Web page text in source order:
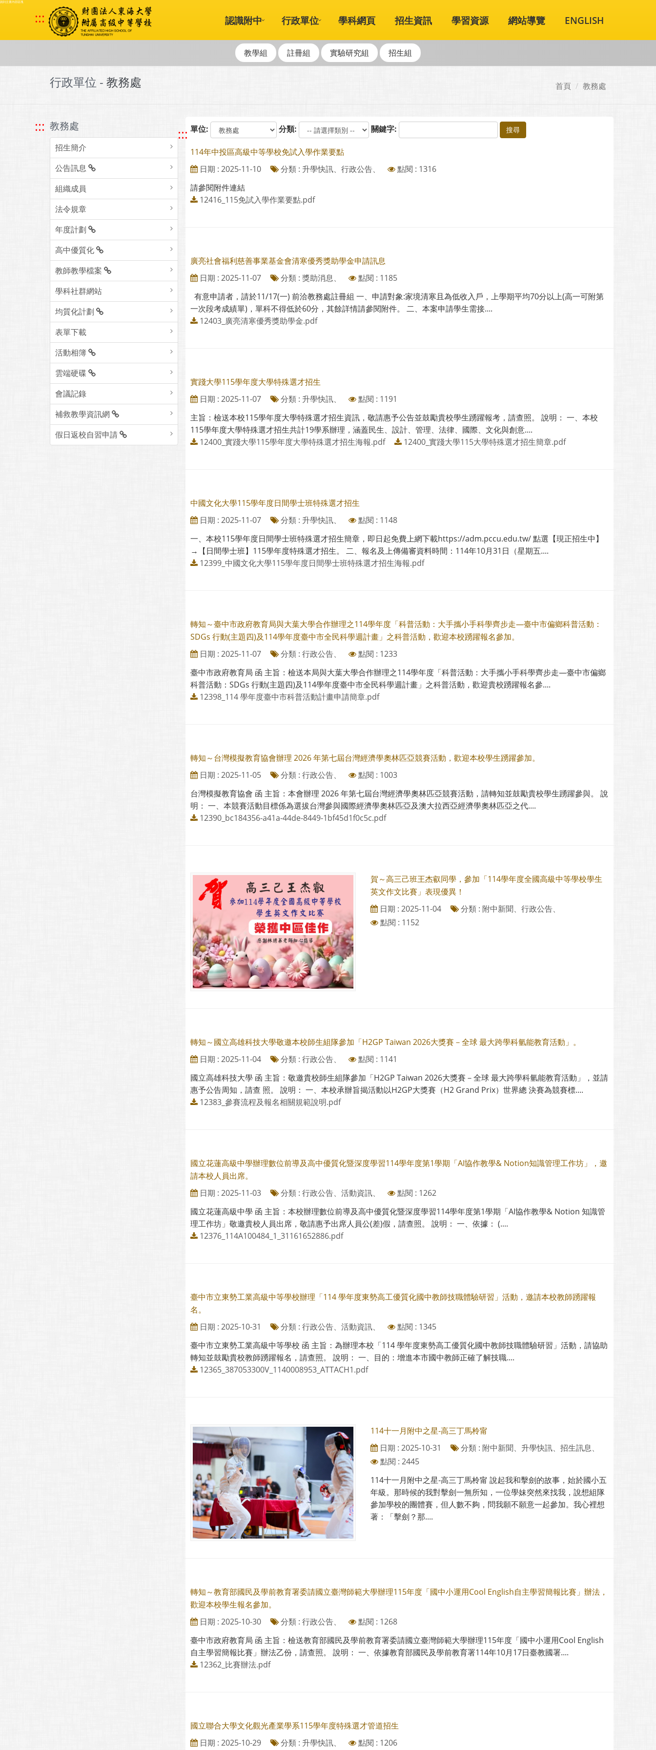
跳到主要內容區塊
::: 認識附中 行政單位 學科網頁 招生資訊 學習資源 網站導覽 ENGLISH
教學組 註冊組 實驗研究組 招生組
行政單位 - 教務處 首頁 教務處
::: 教務處
招生簡介
公告訊息
組織成員
法令規章
年度計劃
高中優質化
教師教學檔案
學科社群網站
均質化計劃
表單下載
活動相簿
雲端硬碟
會議記錄
補救教學資訊網
假日返校自習申請
::: 單位: 分類: 關鍵字: 搜尋
114年中投區高級中等學校免試入學作業要點
日期 : 2025-11-10
分類 : 升學快訊、行政公告、
點閱 : 1316
請參閱附件連結
12416_115免試入學作業要點.pdf
廣亮社會福利慈善事業基金會清寒優秀獎助學金申請訊息
日期 : 2025-11-07
分類 : 獎助消息、
點閱 : 1185
有意申請者，請於11/17(一) 前洽教務處註冊組 一、申請對象:家境清寒且為低收入戶，上學期平均70分以上(高一可附第
一次段考成績單)，單科不得低於60分，其餘詳情請參閱附件。 二、本案申請學生需接....
12403_廣亮清寒優秀獎助學金.pdf
實踐大學115學年度大學特殊選才招生
日期 : 2025-11-07
分類 : 升學快訊、
點閱 : 1191
主旨：檢送本校115學年度大學特殊選才招生資訊，敬請惠予公告並鼓勵貴校學生踴躍報考，請查照。 說明： 一、本校
115學年度大學特殊選才招生共計19學系辦理，涵蓋民生、設計、管理、法律、國際、文化與創意....
12400_實踐大學115學年度大學特殊選才招生海報.pdf
12400_實踐大學115大學特殊選才招生簡章.pdf
中國文化大學115學年度日間學士班特殊選才招生
日期 : 2025-11-07
分類 : 升學快訊、
點閱 : 1148
一、本校115學年度日間學士班特殊選才招生簡章，即日起免費上網下載https://adm.pccu.edu.tw/ 點選【現正招生中】
→【日間學士班】115學年度特殊選才招生。 二、報名及上傳備審資料時間：114年10月31日（星期五....
12399_中國文化大學115學年度日間學士班特殊選才招生海報.pdf
轉知～臺中市政府教育局與大葉大學合作辦理之114學年度「科普活動：大手攜小手科學齊步走—臺中市偏鄉科普活動：
SDGs 行動(主題四)及114學年度臺中市全民科學週計畫」之科普活動，歡迎本校踴躍報名參加。
日期 : 2025-11-07
分類 : 行政公告、
點閱 : 1233
臺中市政府教育局 函 主旨：檢送本局與大葉大學合作辦理之114學年度「科普活動：大手攜小手科學齊步走—臺中市偏鄉
科普活動：SDGs 行動(主題四)及114學年度臺中市全民科學週計畫」之科普活動，歡迎貴校踴躍報名參....
12398_114 學年度臺中市科普活動計畫申請簡章.pdf
轉知～台灣模擬教育協會辦理 2026 年第七屆台灣經濟學奧林匹亞競賽活動，歡迎本校學生踴躍參加。
日期 : 2025-11-05
分類 : 行政公告、
點閱 : 1003
台灣模擬教育協會 函 主旨：本會辦理 2026 年第七屆台灣經濟學奧林匹亞競賽活動，請轉知並鼓勵貴校學生踴躍參與。 說
明： 一、本競賽活動目標係為選拔台灣參與國際經濟學奧林匹亞及澳大拉西亞經濟學奧林匹亞之代....
12390_bc184356-a41a-44de-8449-1bf45d1f0c5c.pdf
賀～高三己班王杰叡同學，參加「114學年度全國高級中等學校學生
英文作文比賽」表現優異！
日期 : 2025-11-04
分類 : 附中新聞、行政公告、
點閱 : 1152
轉知～國立高雄科技大學敬邀本校師生組隊參加「H2GP Taiwan 2026大獎賽－全球 最大跨學科氫能教育活動」。
日期 : 2025-11-04
分類 : 行政公告、
點閱 : 1141
國立高雄科技大學 函 主旨：敬邀貴校師生組隊參加「H2GP Taiwan 2026大獎賽－全球 最大跨學科氫能教育活動」，並請
惠予公告周知，請查 照。 說明： 一、本校承辦旨揭活動以H2GP大獎賽（H2 Grand Prix）世界總 決賽為競賽標....
12383_參賽流程及報名相關規範說明.pdf
國立花蓮高級中學辦理數位前導及高中優質化暨深度學習114學年度第1學期「AI協作教學& Notion知識管理工作坊」，邀
請本校人員出席。
日期 : 2025-11-03
分類 : 行政公告、活動資訊、
點閱 : 1262
國立花蓮高級中學 函 主旨：本校辦理數位前導及高中優質化暨深度學習114學年度第1學期「AI協作教學& Notion 知識管
理工作坊」敬邀貴校人員出席，敬請惠予出席人員公(差)假，請查照。 說明： 一、依據： (....
12376_114A100484_1_31161652886.pdf
臺中市立東勢工業高級中等學校辦理「114 學年度東勢高工優質化國中教師技職體驗研習」活動，邀請本校教師踴躍報
名。
日期 : 2025-10-31
分類 : 行政公告、活動資訊、
點閱 : 1345
臺中市立東勢工業高級中等學校 函 主旨：為辦理本校「114 學年度東勢高工優質化國中教師技職體驗研習」活動，請協助
轉知並鼓勵貴校教師踴躍報名，請查照。 說明： 一、目的：增進本市國中教師正確了解技職....
12365_387053300V_1140008953_ATTACH1.pdf
114十一月附中之星-高三丁馬柃甯
日期 : 2025-10-31
分類 : 附中新聞、升學快訊、招生訊息、
點閱 : 2445
114十一月附中之星-高三丁馬柃甯 說起我和擊劍的故事，始於國小五
年級。那時候的我對擊劍一無所知，一位學妹突然來找我，說想組隊
參加學校的團體賽，但人數不夠，問我願不願意一起參加。我心裡想
著：「擊劍？那....
轉知～教育部國民及學前教育署委請國立臺灣師範大學辦理115年度「國中小運用Cool English自主學習簡報比賽」辦法，
歡迎本校學生報名參加。
日期 : 2025-10-30
分類 : 行政公告、
點閱 : 1268
臺中市政府教育局 函 主旨：檢送教育部國民及學前教育署委請國立臺灣師範大學辦理115年度「國中小運用Cool English
自主學習簡報比賽」辦法乙份，請查照。 說明： 一、依據教育部國民及學前教育署114年10月17日臺教國署....
12362_比賽辦法.pdf
國立聯合大學文化觀光產業學系115學年度特殊選才管道招生
日期 : 2025-10-29
分類 : 升學快訊、 點閱 : 1206